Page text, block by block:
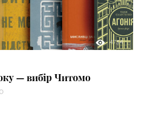
4734
— вибір Читомо